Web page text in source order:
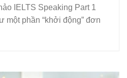
IELTS Speaking Part 1
một phần “khởi động” đơn